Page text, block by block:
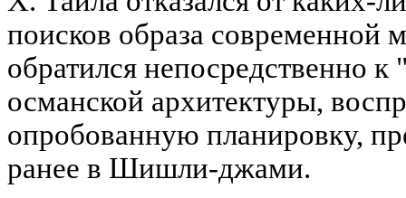
поисков образа современной
обратился непосредственно к
османской архитектуры,
опробованную планировку,
ранее в Шишли-джами.